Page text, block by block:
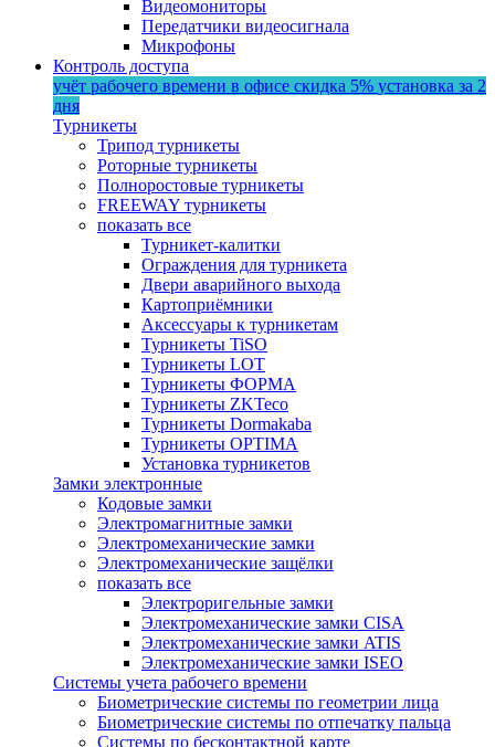
Видеомониторы
Передатчики видеосигнала
Микрофоны
Контроль доступа
учёт рабочего времени в офисе скидка 5% установка за 2
дня
Турникеты
Трипод турникеты
Роторные турникеты
Полноростовые турникеты
FREEWAY турникеты
показать все
Турникет-калитки
Ограждения для турникета
Двери аварийного выхода
Картоприёмники
Аксессуары к турникетам
Турникеты TiSO
Турникеты LOT
Турникеты ФОРМА
Турникеты ZKTeco
Турникеты Dormakaba
Турникеты OPTIMA
Установка турникетов
Замки электронные
Кодовые замки
Электромагнитные замки
Электромеханические замки
Электромеханические защёлки
показать все
Электроригельные замки
Электромеханические замки CISA
Электромеханические замки ATIS
Электромеханические замки ISEO
Системы учета рабочего времени
Биометрические системы по геометрии лица
Биометрические системы по отпечатку пальца
Системы по бесконтактной карте